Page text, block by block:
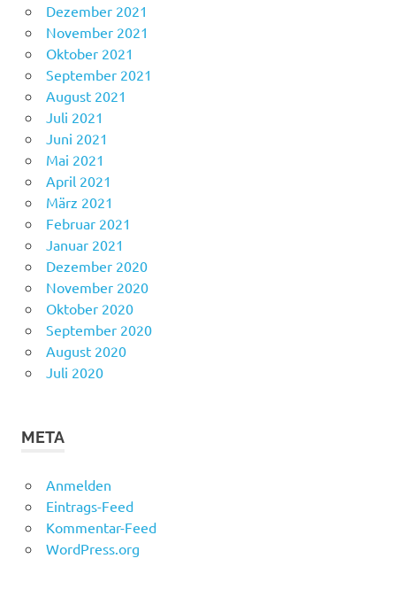
Dezember 2021
November 2021
Oktober 2021
September 2021
August 2021
Juli 2021
Juni 2021
Mai 2021
April 2021
März 2021
Februar 2021
Januar 2021
Dezember 2020
November 2020
Oktober 2020
September 2020
August 2020
Juli 2020
META
Anmelden
Eintrags-Feed
Kommentar-Feed
WordPress.org